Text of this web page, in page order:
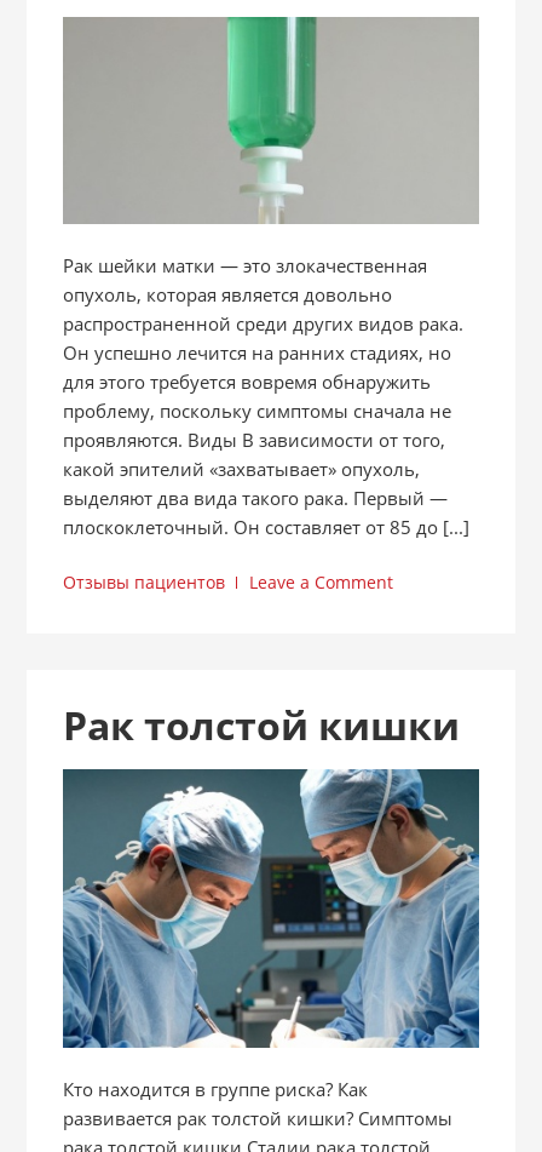
Рак шейки матки — это злокачественная
опухоль, которая является довольно
распространенной среди других видов рака.
Он успешно лечится на ранних стадиях, но
для этого требуется вовремя обнаружить
проблему, поскольку симптомы сначала не
проявляются. Виды В зависимости от того,
какой эпителий «захватывает» опухоль,
выделяют два вида такого рака. Первый —
плоскоклеточный. Он составляет от 85 до [...]
Отзывы пациентов Leave a Comment
Рак толстой кишки
Кто находится в группе риска? Как
развивается рак толстой кишки? Симптомы